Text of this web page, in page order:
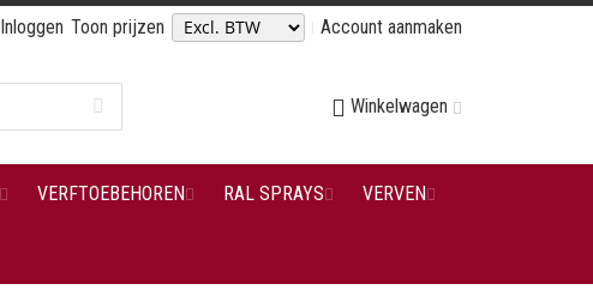
Inloggen Toon prijzen Account aanmaken
Winkelwagen
VERFTOEBEHOREN RAL SPRAYS VERVEN